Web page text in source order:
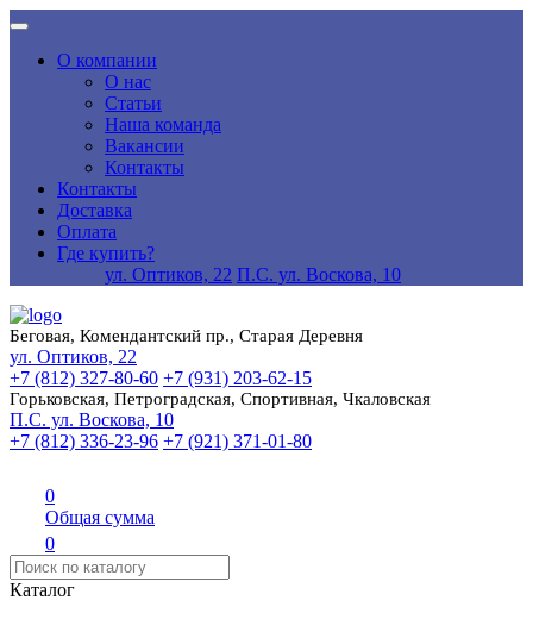
О компании
О нас
Статьи
Наша команда
Вакансии
Контакты
Контакты
Доставка
Оплата
Где купить?
ул. Оптиков, 22 П.С. ул. Воскова, 10
Беговая, Комендантский пр., Старая Деревня
ул. Оптиков, 22
+7 (812) 327-80-60 +7 (931) 203-62-15
Горьковская, Петроградская, Спортивная, Чкаловская
П.С. ул. Воскова, 10
+7 (812) 336-23-96 +7 (921) 371-01-80
0
Общая сумма
0
Каталог